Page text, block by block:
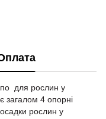
для рослин у
загалом 4 опорні
рослин у